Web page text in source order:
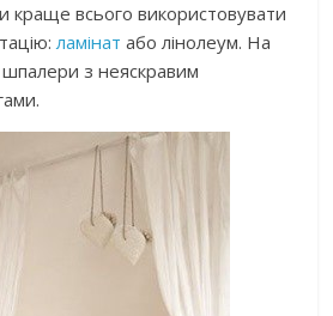
краще всього використовувати
ламінат або лінолеум. На
з неяскравим